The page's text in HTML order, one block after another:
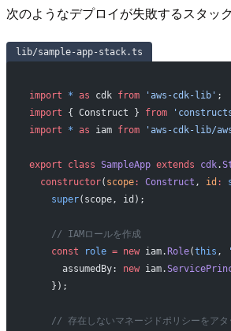
次のようなデプロイが失敗するスタッ
lib/sample-app-stack.ts
import * as cdk from 'aws-cdk-lib' ;
import { Construct } from
import * as iam from 'aws-cdk-lib/
export class SampleApp extends cdk.
  constructor
( scope: Construct , id :
    super
(scope, id);
    // IAMロールを作成
    const
role = new iam.Role(this ,
      assumedBy:
new iam.
    });
// 存在しないマネージドポリシーをアタ